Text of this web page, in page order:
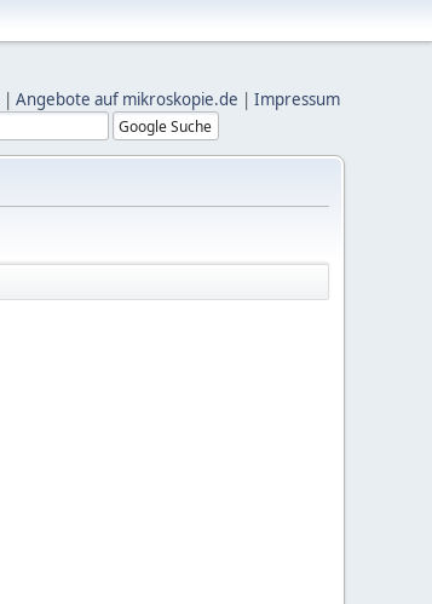
| Angebote auf mikroskopie.de | Impressum